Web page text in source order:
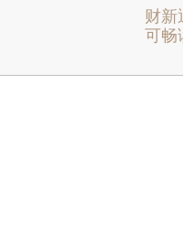
财新
可畅